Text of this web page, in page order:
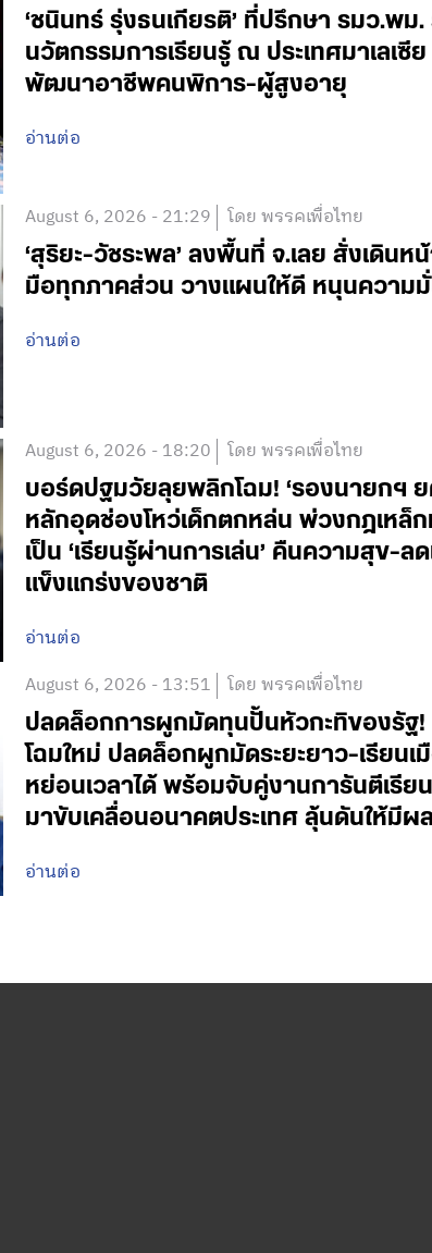
‘ชนินทร์ รุ่งธนเกียรติ’ ที่ปรึกษา รมว.พม
นวัตกรรมการเรียนรู้ ณ ประเทศมาเลเซี
พัฒนาอาชีพคนพิการ-ผู้สูงอายุ
อ่านต่อ
August 6, 2026 - 21:29 โดย พรรคเพื่อไทย
‘สุริยะ-วัชระพล’ ลงพื้นที่ จ.เลย สั่งเดิ
มือทุกภาคส่วน วางแผนให้ดี หนุนความ
อ่านต่อ
August 6, 2026 - 18:20 โดย พรรคเพื่อไทย
บอร์ดปฐมวัยลุยพลิกโฉม! ‘รองนายกฯ ย
หลักอุดช่องโหว่เด็กตกหล่น พ่วงกฎเหล็ก
เป็น ‘เรียนรู้ผ่านการเล่น’ คืนความสุข
แข็งแกร่งของชาติ
อ่านต่อ
August 6, 2026 - 13:51 โดย พรรคเพื่อไทย
ปลดล็อกการผูกมัดทุนปั้นหัวกะทิของรัฐ
โฉมใหม่ ปลดล็อกผูกมัดระยะยาว-เรียน
หย่อนเวลาได้ พร้อมจับคู่งานการันตีเรีย
มาขับเคลื่อนอนาคตประเทศ ลุ้นดันให้มีผ
อ่านต่อ